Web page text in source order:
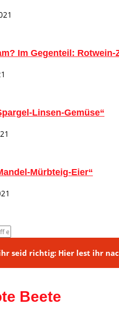
Im Gegenteil:
Linsen-Gemüse“
Mürbteig-Eier“
seid richtig: Hier lest ihr
Beete